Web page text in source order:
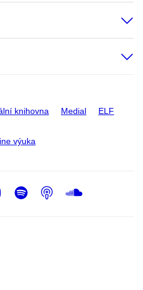
knihovna Medial ELF
výuka
Youtube
Spotify
Podcast